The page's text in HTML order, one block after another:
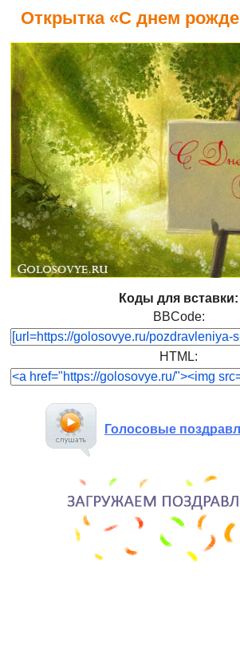
Открытка «С днем
Коды для вставки:
BBCode:
HTML:
Голосовые